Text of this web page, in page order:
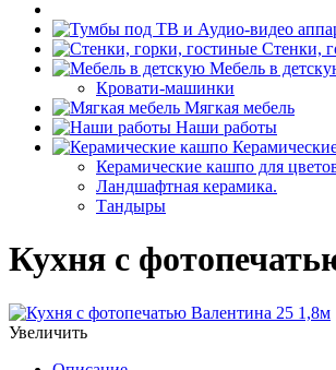
Стенки,
Мебель в
Кровати-машинки
Мягкая мебель
Наши работы
Керамические кашпо для
Ландшафтная керамика.
Тандыры
Кухня с
Увеличить